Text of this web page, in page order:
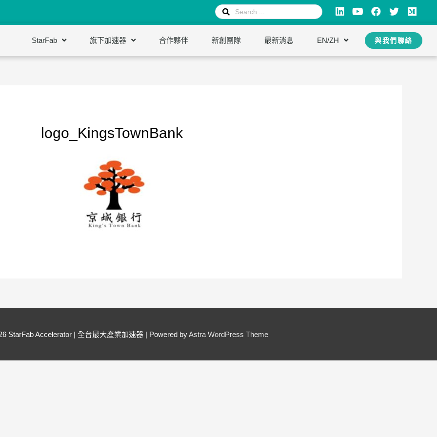
StarFab 旗下加速器 合作夥伴 新創團隊 最新消息 EN/ZH 與我們聯絡
logo_KingsTownBank
StarFab Accelerator | 全台最大產業加速器| Powered byAstra WordPress Theme